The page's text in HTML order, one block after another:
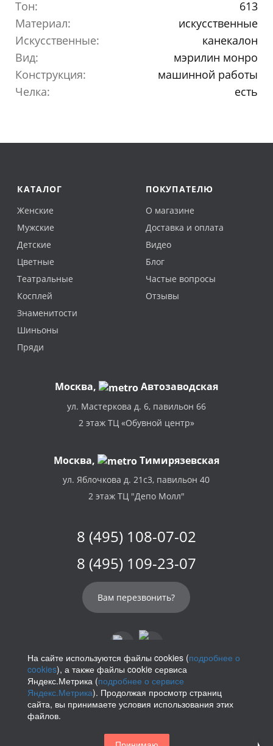
Тон:
613
Материал:
искусственные
Искусственные:
канекалон
Вид:
мэрилин монро
Конструкция:
машинной работы
Челка:
есть
КАТАЛОГ
Женские
Мужские
Детские
Цветные
Театральные
Косплей
Знаменитости
Шиньоны
Пряди
ПОКУПАТЕЛЮ
О магазине
Доставка и оплата
Видео
Блог
Частые вопросы
Отзывы
Москва, Автозаводская
ул. Мастеркова д. 6, павильон 66
2 этаж ТЦ «Обувной центр»
Москва, Тимирязевская
ул. Яблочкова д. 21с3, павильон 40
2 этаж ТЦ "Депо Молл"
8 (495) 108-07-02
8 (495) 109-23-07
Вам перезвонить?
info@parikof.ru
Политика конфиденциальности
На сайте используются файлы cookies (подробнее о
cookies), а также файлы cookie сервиса
Яндекс.Метрика (подробнее о сервисе
Яндекс.Метрика). Продолжая просмотр страниц
сайта, вы принимаете условия использования этих
файлов.